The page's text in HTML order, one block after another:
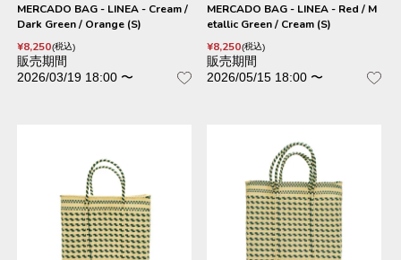
MERCADO BAG - LINEA - Cream /
Dark Green / Orange (S)
¥8,250 税込
販売期間
2026/03/19 18:00 〜
MERCADO BAG - LINEA - Red / M
etallic Green / Cream (S)
¥8,250 税込
販売期間
2026/05/15 18:00 〜